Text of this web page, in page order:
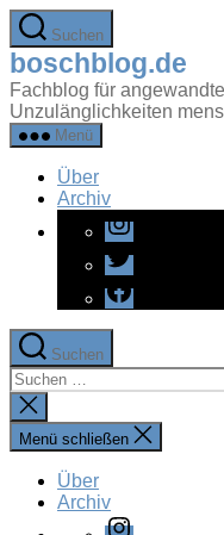
Zum
Inhalt
springen
Suchen
boschblog.de
Fachblog für
Unzulänglichkeiten
Menü
Über
Archiv
Instagram
Twitter
Facebook
Suchen
Suchen
nach:
Suche
schließen
Menü schließen
Über
Archiv
Instagram